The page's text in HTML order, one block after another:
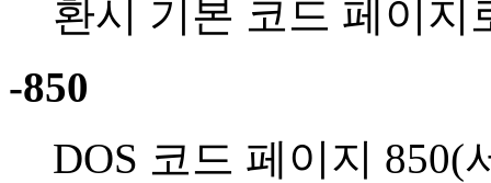
환시 기본 코드 페이지
-850
DOS 코드 페이지